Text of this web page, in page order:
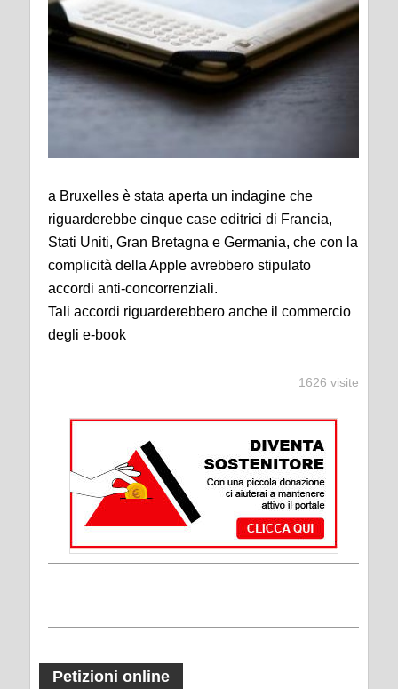
a Bruxelles è stata aperta un indagine che
riguarderebbe cinque case editrici di Francia,
Stati Uniti, Gran Bretagna e Germania, che con la
complicità della Apple avrebbero stipulato
accordi anti-concorrenziali.
Tali accordi riguarderebbero anche il commercio
degli e-book
1626 visite
Petizioni online